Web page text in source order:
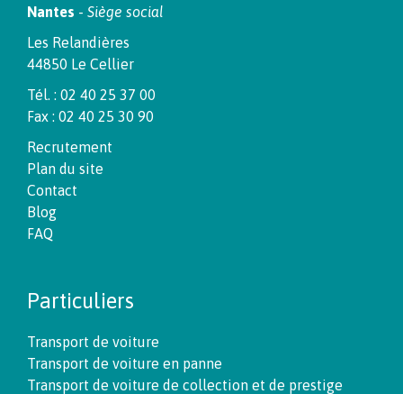
Nantes - Siège social
Les Relandières
44850 Le Cellier
Tél. : 02 40 25 37 00
Fax : 02 40 25 30 90
Recrutement
Plan du site
Contact
Blog
FAQ
Particuliers
Transport de voiture
Transport de voiture en panne
Transport de voiture de collection et de prestige